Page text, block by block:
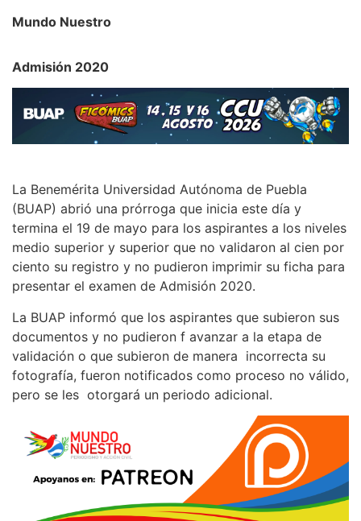
Mundo Nuestro
Admisión 2020
La Benemérita Universidad Autónoma de Puebla
(BUAP) abrió una prórroga que inicia este día y
termina el 19 de mayo para los aspirantes a los niveles
medio superior y superior que no validaron al cien por
ciento su registro y no pudieron imprimir su ficha para
presentar el examen de Admisión 2020.
La BUAP informó que los aspirantes que subieron sus
documentos y no pudieron f avanzar a la etapa de
validación o que subieron de manera incorrecta su
fotografía, fueron notificados como proceso no válido,
pero se les otorgará un periodo adicional.